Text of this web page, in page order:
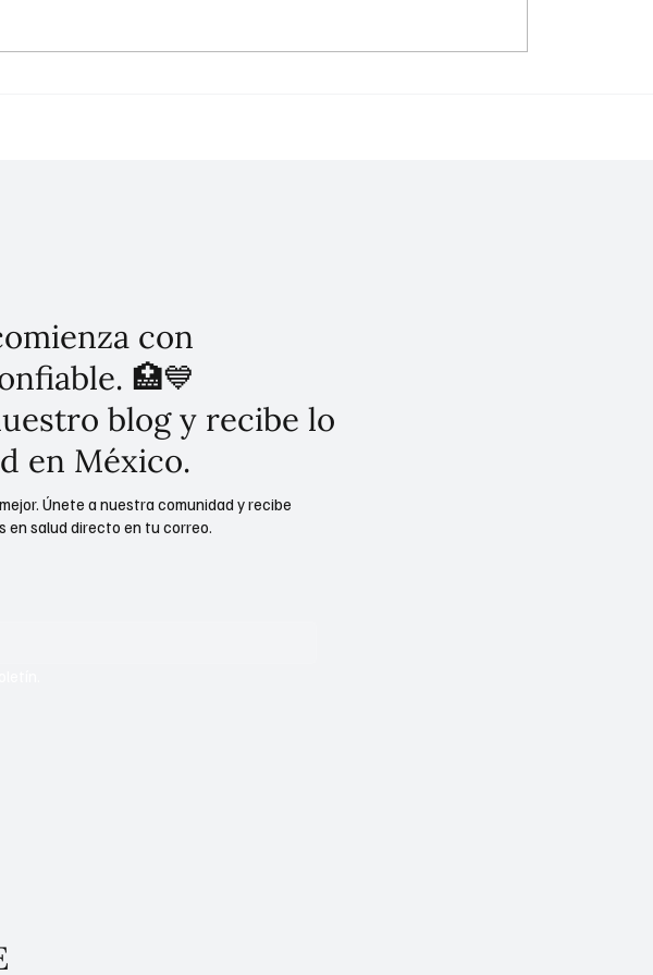
con
🏥💙
blog y recibe lo
en México.
Únete a nuestra comunidad y recibe
en salud directo en tu correo.